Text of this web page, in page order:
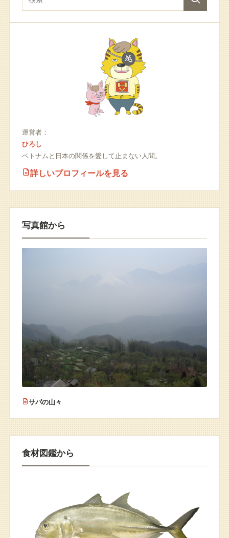
運営者：
ひろし
ベトナムと日本の関係を愛して止まない人間。
詳しいプロフィールを見る
写真館から
サパの山々
食材図鑑から